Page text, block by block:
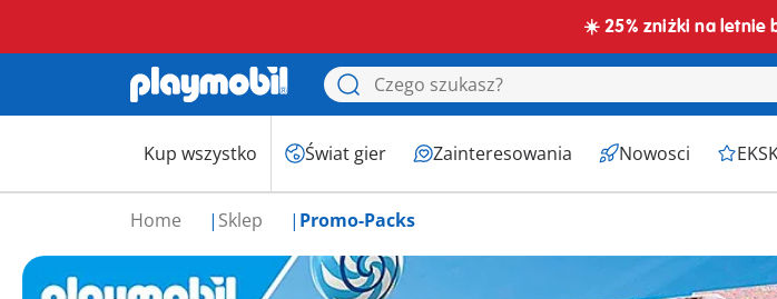
☀️ 25% zniżki na letnie
Kup wszystko Świat gier Zainteresowania Nowosci
Home Sklep Promo-Packs